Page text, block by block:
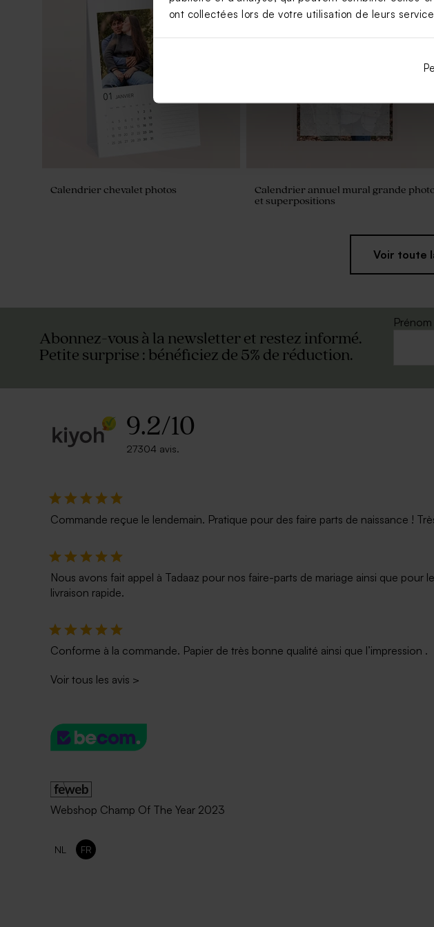
ont collectées lors de votre utilisation de leurs
Calendrier chevalet photos
Calendrier annuel mural grande
et superpositions
Voir toute
Abonnez-vous à la newsletter et restez informé.
Petite surprise : bénéficiez de 5% de réduction.
Prénom
9.2/10
27304 avis.
Commande reçue le lendemain. Pratique pour des faire parts de naissance !
Nous avons fait appel à Tadaaz pour nos faire-parts de mariage ainsi que
livraison rapide.
Conforme à la commande. Papier de très bonne qualité ainsi que l’impression .
Voir tous les avis >
Webshop Champ Of The Year 2023
NL FR